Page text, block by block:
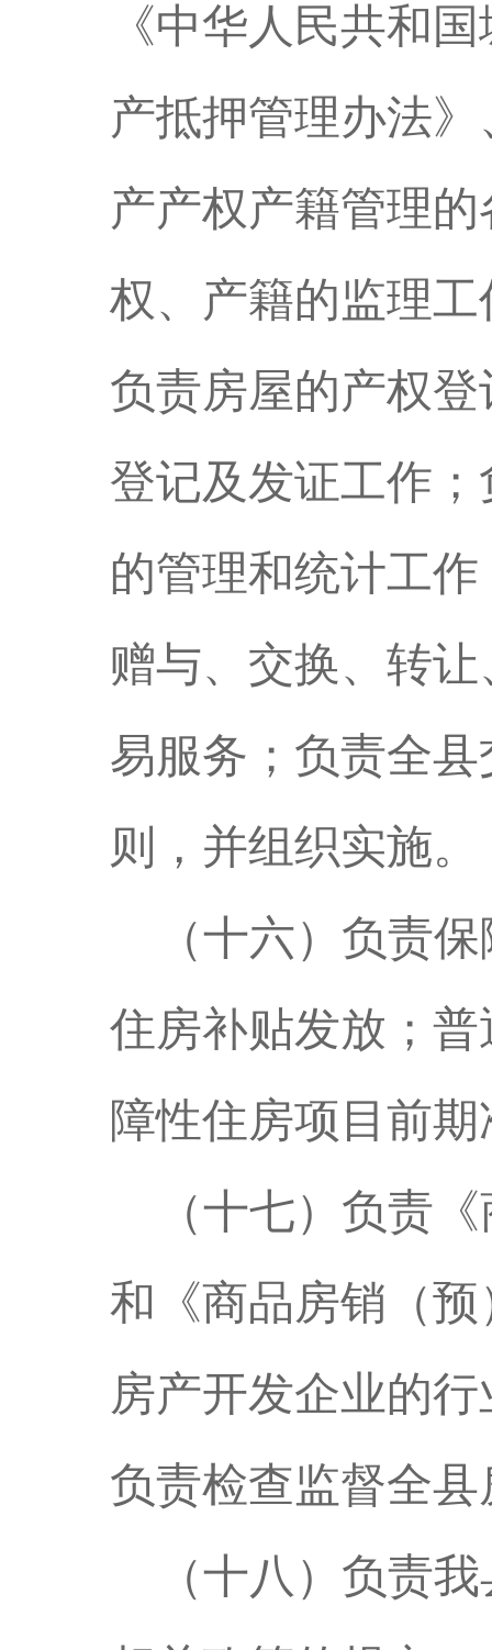
《中华人民共和
产抵押管理办法
产产权产籍管理
权、产籍的监理
负责房屋的产权
登记及发证工作
的管理和统计工
赠与、交换、转
易服务；负责全
则，并组织实施。
（十六）负责
住房补贴发放；
障性住房项目前
（十七） 负责
和《商品房销（
房产开发企业的
负责检查监督全
（十八）负责